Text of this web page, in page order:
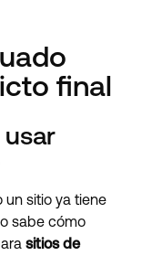
final
sitio ya tiene
sabe cómo
sitios de